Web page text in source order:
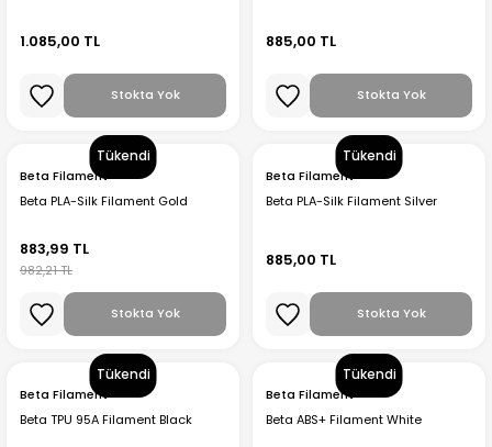
1.085,00 TL
Stokta Yok
885,00 TL
Stokta Yok
Tükendi
Beta Filament
Beta PLA-Silk Filament Gold
883,99 TL
982,21 TL
Stokta Yok
Tükendi
Beta Filament
Beta PLA-Silk Filament Silver
885,00 TL
Stokta Yok
Tükendi
Beta Filament
Beta TPU 95A Filament Black
Tükendi
Beta Filament
Beta ABS+ Filament White